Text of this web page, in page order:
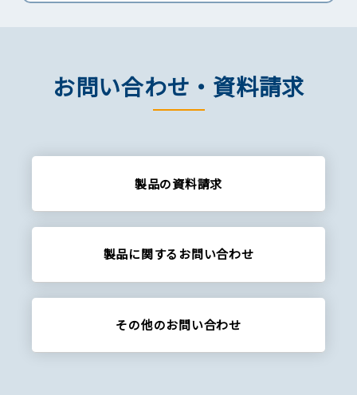
お問い合わせ・資料請求
製品の資料請求
製品に関するお問い合わせ
その他のお問い合わせ